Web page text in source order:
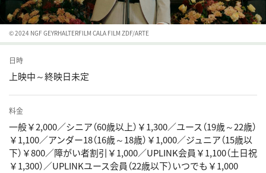
© 2024 NGF GEYRHALTERFILM CALA FILM ZDF/ARTE
日時
上映中～終映日未定
料金
一般￥2,000／シニア（60歳以上）￥1,300／ユース（19歳～22歳）
￥1,100／アンダー18（16歳～18歳）￥1,000／ジュニア（15歳以
下）￥800／障がい者割引￥1,000／UPLINK会員￥1,100（土日祝
￥1,300）／UPLINKユース会員（22歳以下）いつでも￥1,000